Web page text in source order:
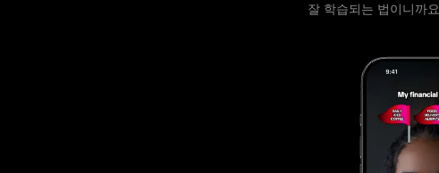
잘 학습되는 법이니까요.